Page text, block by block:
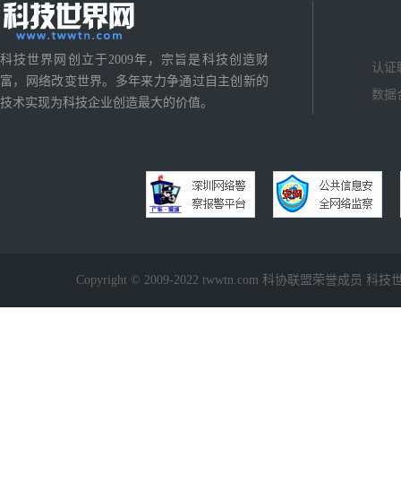
科技世界网创立于2009年，宗旨是科技创造财
富，网络改变世界。多年来力争通过自主创新的
技术实现为科技企业创造最大的价值。
认证
数据
Copyright © 2009-2022 twwtn.com 科协联盟荣誉成员 科